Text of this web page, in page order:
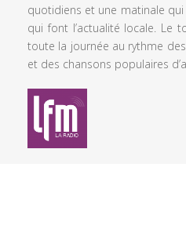
quotidiens et une matinale
qui font l’actualité locale. Le
toute la journée au rythme
et des chansons populaires